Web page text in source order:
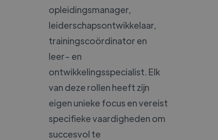
opleidingsmanager,
leiderschapsontwikkelaar,
trainingscoördinator en
leer- en
ontwikkelingsspecialist. Elk
van deze rollen heeft zijn
eigen unieke focus en vereist
specifieke vaardigheden om
succesvol te